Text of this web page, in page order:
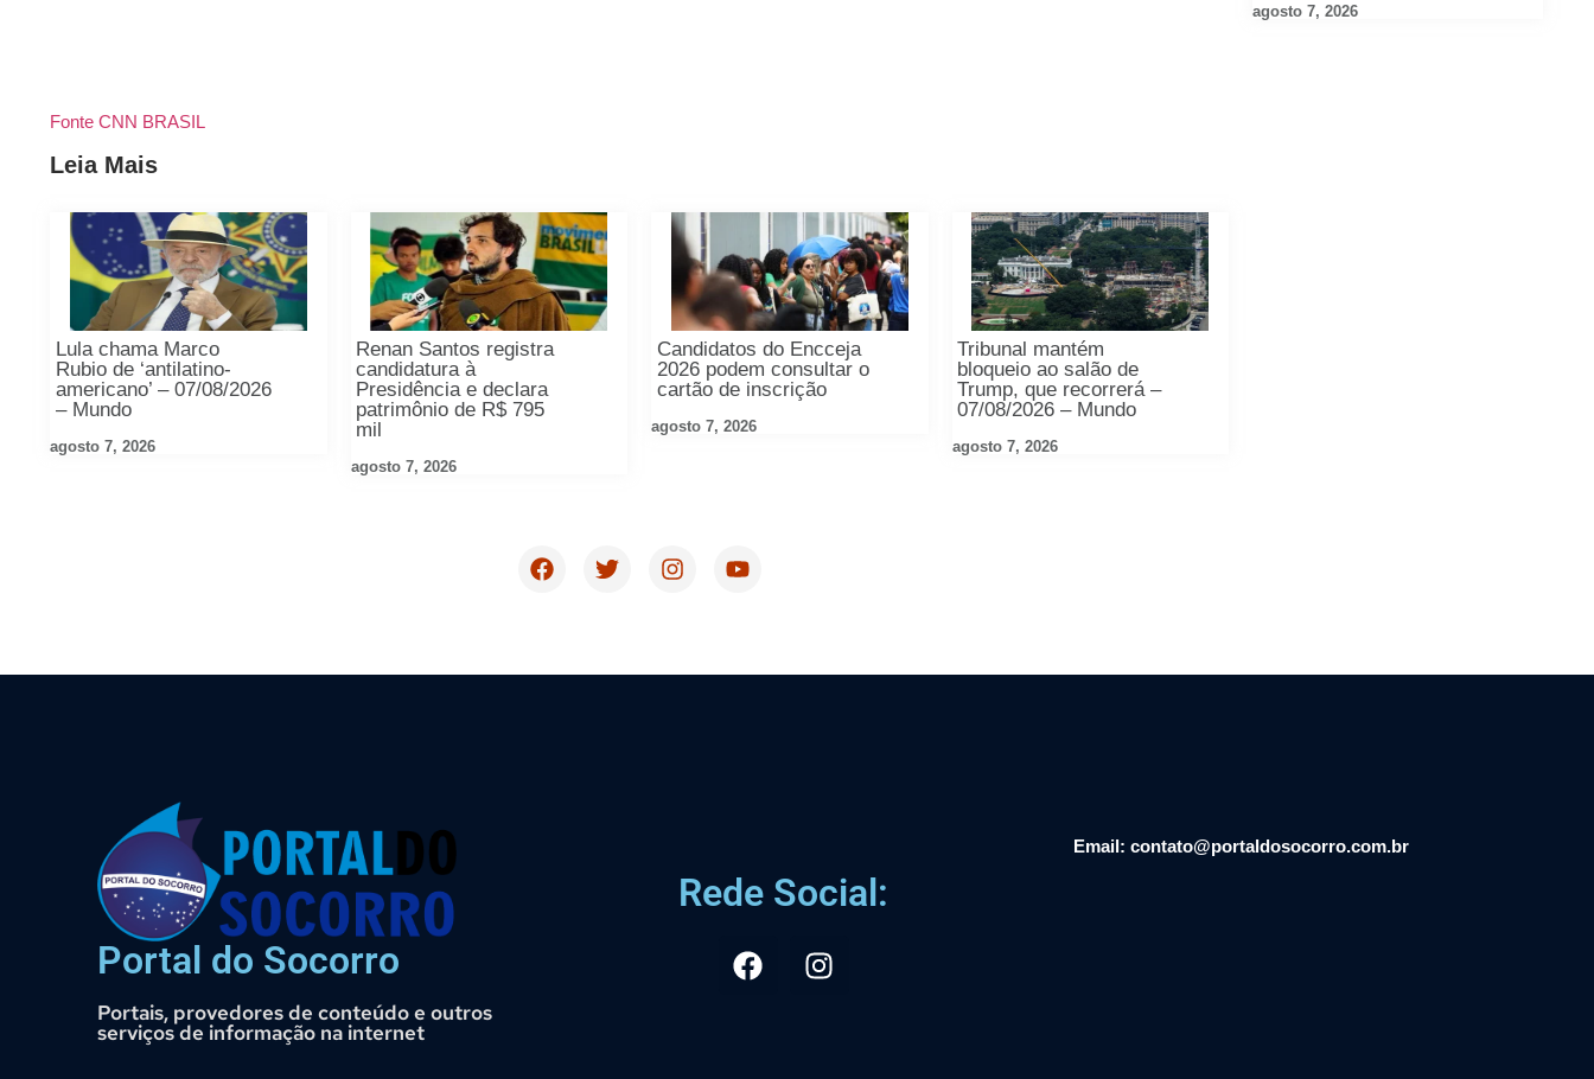
Fonte CNN BRASIL
Leia Mais
Lula chama Marco
Rubio de ‘antilatino-
americano’ – 07/08/2026
– Mundo
agosto 7, 2026
Renan Santos registra
candidatura à
Presidência e declara
patrimônio de R$ 795
mil
agosto 7, 2026
Candidatos do Encceja
2026 podem consultar o
cartão de inscrição
agosto 7, 2026
Tribunal mantém
bloqueio ao salão de
Trump, que recorrerá –
07/08/2026 – Mundo
agosto 7, 2026
agosto 7, 2026
Portal do Socorro
Portais, provedores de conteúdo e outros
serviços de informação na internet
Rede Social:
Email: contato@portaldosocorro.com.br